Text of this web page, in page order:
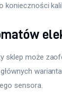
konieczności
sklep może
sensora.